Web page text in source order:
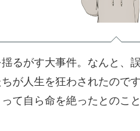
るがす大事件。なんと、
が人生を狂わされたので
て自ら命を絶ったとのこ